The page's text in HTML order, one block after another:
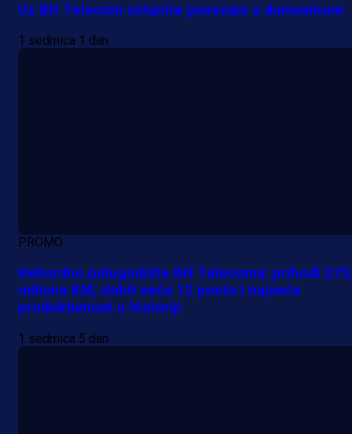
Uz BH Telecom ostanite povezani s domovinom
1 sedmica 1 dan
PROMO
Rekordno polugodište BH Telecoma: prihodi
miliona KM, dobit veća 12 posto i najveća
produktivnost u historiji
1 sedmica 5 dan